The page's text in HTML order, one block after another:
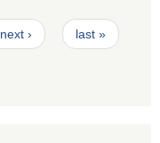
next › last »